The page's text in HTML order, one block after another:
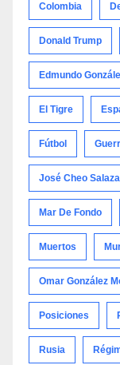
Colombia
Donald Trump
Edmundo
El Tigre
Fútbol
José Cheo
Mar De Fondo
Muertos
Omar González
Posiciones
Rusia